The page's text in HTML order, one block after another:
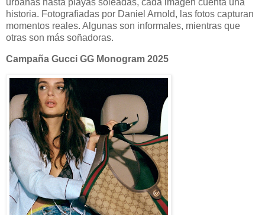
urbanas hasta playas soleadas, cada imagen cuenta una
historia. Fotografiadas por Daniel Arnold, las fotos capturan
momentos reales. Algunas son informales, mientras que
otras son más soñadoras.
Campaña Gucci GG Monogram 2025